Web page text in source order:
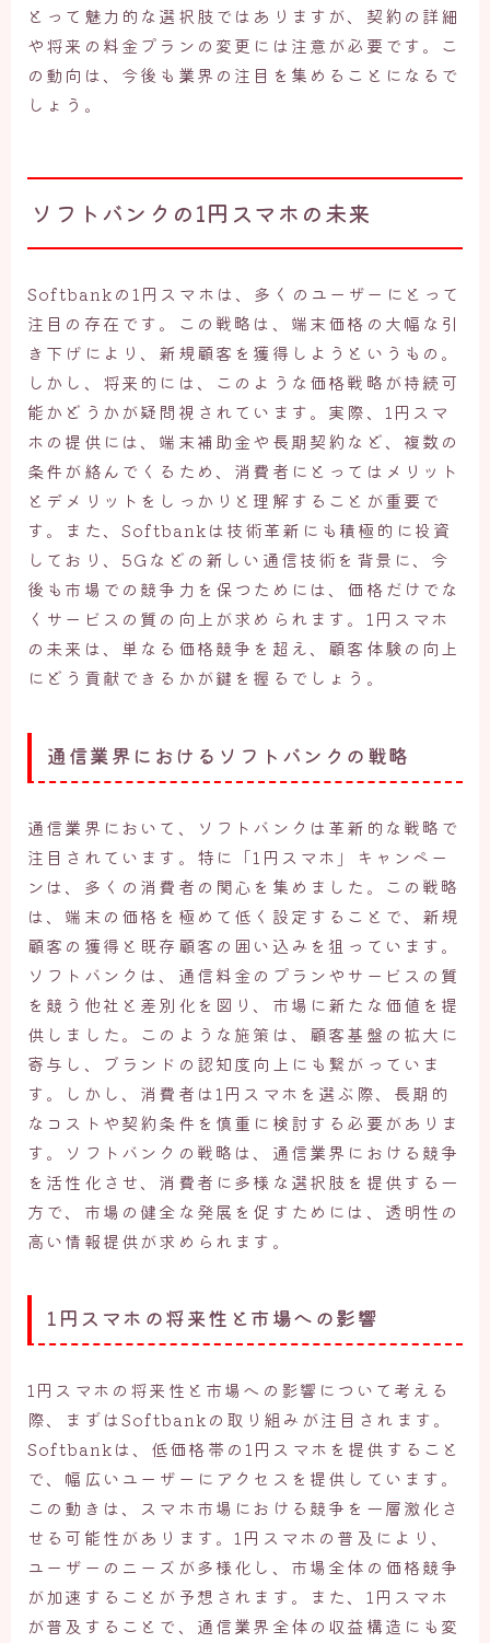
とって魅力的な選択肢ではありますが、契約の詳細
や将来の料金プランの変更には注意が必要です。こ
の動向は、今後も業界の注目を集めることになるで
しょう。
ソフトバンクの1円スマホの未来
Softbankの1円スマホは、多くのユーザーにとって
注目の存在です。この戦略は、端末価格の大幅な引
き下げにより、新規顧客を獲得しようというもの。
しかし、将来的には、このような価格戦略が持続可
能かどうかが疑問視されています。実際、1円スマ
ホの提供には、端末補助金や長期契約など、複数の
条件が絡んでくるため、消費者にとってはメリット
とデメリットをしっかりと理解することが重要で
す。また、Softbankは技術革新にも積極的に投資
しており、5Gなどの新しい通信技術を背景に、今
後も市場での競争力を保つためには、価格だけでな
くサービスの質の向上が求められます。1円スマホ
の未来は、単なる価格競争を超え、顧客体験の向上
にどう貢献できるかが鍵を握るでしょう。
通信業界におけるソフトバンクの戦略
通信業界において、ソフトバンクは革新的な戦略で
注目されています。特に「1円スマホ」キャンペー
ンは、多くの消費者の関心を集めました。この戦略
は、端末の価格を極めて低く設定することで、新規
顧客の獲得と既存顧客の囲い込みを狙っています。
ソフトバンクは、通信料金のプランやサービスの質
を競う他社と差別化を図り、市場に新たな価値を提
供しました。このような施策は、顧客基盤の拡大に
寄与し、ブランドの認知度向上にも繋がっていま
す。しかし、消費者は1円スマホを選ぶ際、長期的
なコストや契約条件を慎重に検討する必要がありま
す。ソフトバンクの戦略は、通信業界における競争
を活性化させ、消費者に多様な選択肢を提供する一
方で、市場の健全な発展を促すためには、透明性の
高い情報提供が求められます。
1円スマホの将来性と市場への影響
1円スマホの将来性と市場への影響について考える
際、まずはSoftbankの取り組みが注目されます。
Softbankは、低価格帯の1円スマホを提供すること
で、幅広いユーザーにアクセスを提供しています。
この動きは、スマホ市場における競争を一層激化さ
せる可能性があります。1円スマホの普及により、
ユーザーのニーズが多様化し、市場全体の価格競争
が加速することが予想されます。また、1円スマホ
が普及することで、通信業界全体の収益構造にも変